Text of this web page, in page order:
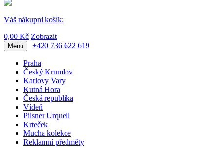
Váš nákupní košík:
0,00 Kč Zobrazit
Menu +420 736 622 619
Praha
Český Krumlov
Karlovy Vary
Kutná Hora
Česká republika
Vídeň
Pilsner Urquell
Krteček
Mucha kolekce
Reklamní předměty